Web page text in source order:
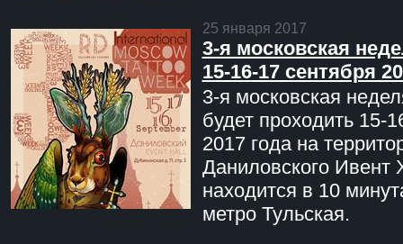
25 января 2017
3-я московская
15-16-17 сентября
3-я московская
будет проходить 15-
2017 года на
Даниловского Ивент
находится в 10
метро Тульская.